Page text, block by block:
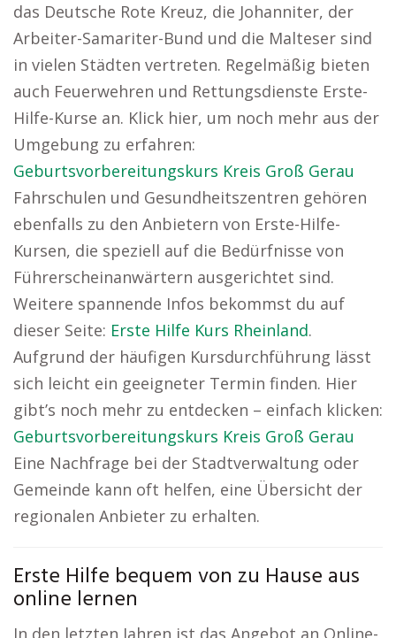
das Deutsche Rote Kreuz, die Johanniter, der
Arbeiter-Samariter-Bund und die Malteser sind
in vielen Städten vertreten. Regelmäßig bieten
auch Feuerwehren und Rettungsdienste Erste-
Hilfe-Kurse an. Klick hier, um noch mehr aus der
Umgebung zu erfahren:
Geburtsvorbereitungskurs Kreis Groß Gerau
Fahrschulen und Gesundheitszentren gehören
ebenfalls zu den Anbietern von Erste-Hilfe-
Kursen, die speziell auf die Bedürfnisse von
Führerscheinanwärtern ausgerichtet sind.
Weitere spannende Infos bekommst du auf
dieser Seite: Erste Hilfe Kurs Rheinland.
Aufgrund der häufigen Kursdurchführung lässt
sich leicht ein geeigneter Termin finden. Hier
gibt’s noch mehr zu entdecken – einfach klicken:
Geburtsvorbereitungskurs Kreis Groß Gerau
Eine Nachfrage bei der Stadtverwaltung oder
Gemeinde kann oft helfen, eine Übersicht der
regionalen Anbieter zu erhalten.
Erste Hilfe bequem von zu Hause aus
online lernen
In den letzten Jahren ist das Angebot an Online-